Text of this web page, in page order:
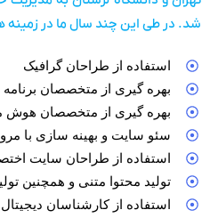
شد. در طی این چند سال ما در زمینه
استفاده از طراحان گرافیک
بهره گیری از متخصصان
بهره گیری از متخصصان
سئو سایت و بهینه سازی با
استفاده از طراحان سایت
تولید محتوا متنی و همچنین
استفاده از کارشناسان